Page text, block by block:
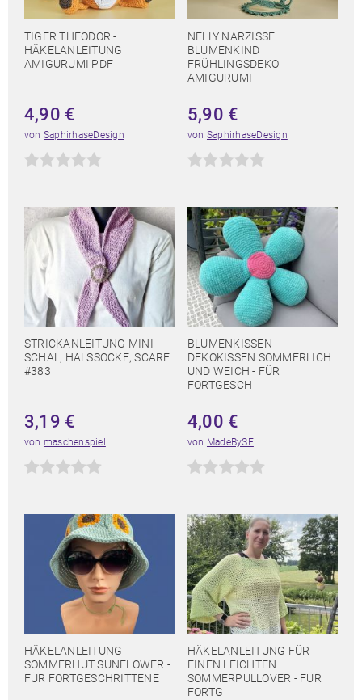
TIGER THEODOR -
HÄKELANLEITUNG
AMIGURUMI PDF
4,90 €
von SaphirhaseDesign
NELLY NARZISSE
BLUMENKIND
FRÜHLINGSDEKO
AMIGURUMI
5,90 €
von SaphirhaseDesign
STRICKANLEITUNG MINI-
SCHAL, HALSSOCKE, SCARF
#383
3,19 €
von maschenspiel
BLUMENKISSEN
DEKOKISSEN SOMMERLICH
UND WEICH - FÜR
FORTGESCH
4,00 €
von MadeBySE
HÄKELANLEITUNG
SOMMERHUT SUNFLOWER -
FÜR FORTGESCHRITTENE
HÄKELANLEITUNG FÜR
EINEN LEICHTEN
SOMMERPULLOVER - FÜR
FORTG